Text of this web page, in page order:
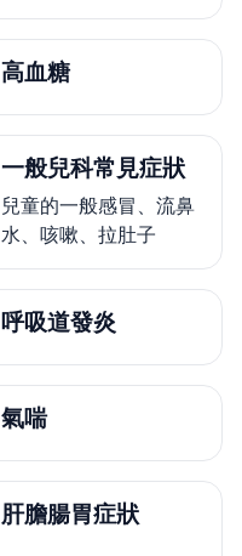
高血糖
一般兒科常見症狀
兒童的一般感冒、流鼻
水、咳嗽、拉肚子
呼吸道發炎
氣喘
肝膽腸胃症狀